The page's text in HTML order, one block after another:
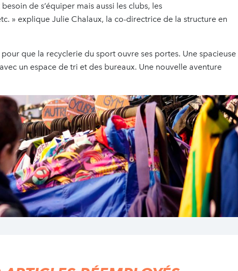
de s’équiper mais aussi les clubs, les
» explique Julie Chalaux, la co-directrice de la structure en
que la recyclerie du sport ouvre ses portes. Une spacieuse
un espace de tri et des bureaux. Une nouvelle aventure